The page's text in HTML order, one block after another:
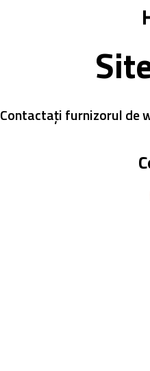
Contactați furnizorul de